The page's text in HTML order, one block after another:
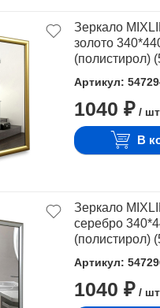
Зеркало
золото
(полистирол)
Артикул:
1040 ₽ / шт
В
Зеркало
серебро
(полистирол)
Артикул:
1040 ₽ / шт